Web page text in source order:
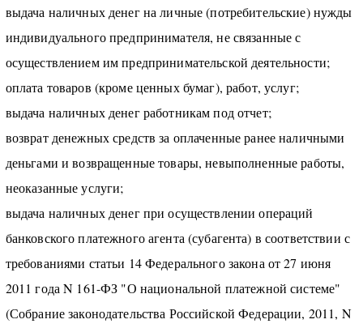
выдача наличных денег на личные (потребительские) нужды
индивидуального предпринимателя, не связанные с
осуществлением им предпринимательской деятельности;
оплата товаров (кроме ценных бумаг), работ, услуг;
выдача наличных денег работникам под отчет;
возврат денежных средств за оплаченные ранее наличными
деньгами и возвращенные товары, невыполненные работы,
неоказанные услуги;
выдача наличных денег при осуществлении операций
банковского платежного агента (субагента) в соответствии с
требованиями статьи 14 Федерального закона от 27 июня
2011 года N 161-ФЗ "О национальной платежной системе"
(Собрание законодательства Российской Федерации, 2011, N